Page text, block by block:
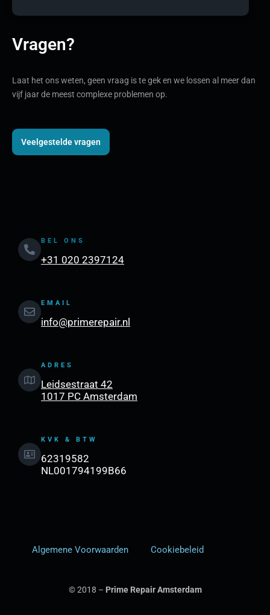
Vragen?
Laat het ons weten, geen vraag is te gek en we lossen al meer dan
vijf jaar de meest complexe problemen op.
Veelgestelde vragen
BEL ONS
+31 020 2397124
EMAIL
info@primerepair.nl
ADRES
Leidsestraat 42
1017 PC Amsterdam
KVK & BTW
62319582
NL001794199B66
Algemene Voorwaarden Cookiebeleid
© 2018 – Prime Repair Amsterdam